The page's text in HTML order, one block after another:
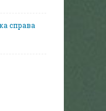
справа